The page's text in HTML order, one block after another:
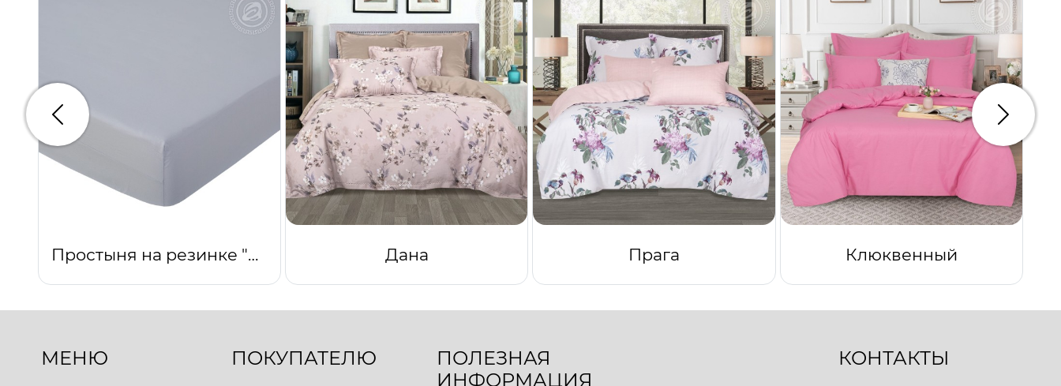
Простыня на резинке "Платина" Дана Прага Клюквенный
Предыдущий
МЕНЮ ПОКУПАТЕЛЮ
ПОЛЕЗНАЯ
ИНФОРМАЦИЯ
КОНТАКТЫ